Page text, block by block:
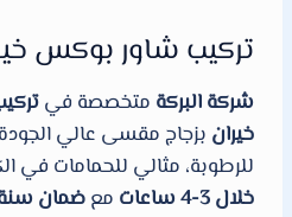
تركيب شاور بوكس
شركة البركة متخصصة في
خيران بزجاج مقسى عالي
للرطوبة، مثالي للحمامات في
خلال 3-4 ساعات
معضمان